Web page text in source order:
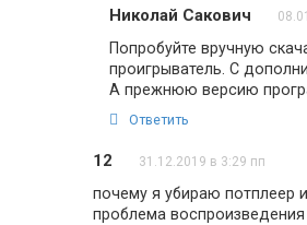
Николай Сакович
Попробуйте вручную
проигрыватель. С
А прежнюю версию
Ответить
12 31.12.2019 в 3:29 пп
почему я убираю потплеер
проблема